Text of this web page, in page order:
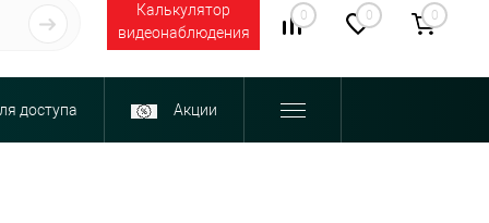
Калькулятор
видеонаблюдения
0 0 0
доступа Акции